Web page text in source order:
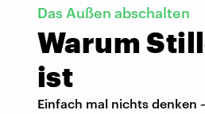
Das Außen abschalten
Warum
ist
Einfach mal nichts denken